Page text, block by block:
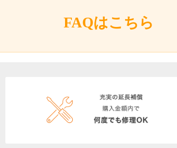
FAQはこちら